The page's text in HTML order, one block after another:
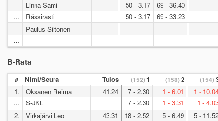
…
Linna Sami
Rässirasti
50 - 3.17
50 - 3.17
69 - 36.40
69 - 33.23
…
Paulus Siitonen
B-Rata
# Nimi/Seura Tulos (152) 1 (158)2 (154)
1.
…
Oksanen Reima
S-JKL
41.24
7 - 2.30
7 - 2.30
1 - 6.01
1 - 3.31
1 - 10.04
1 - 4.03
2.
Virkajärvi Leo
43.31
18 - 2.52
5 - 6.49
5 - 11.52